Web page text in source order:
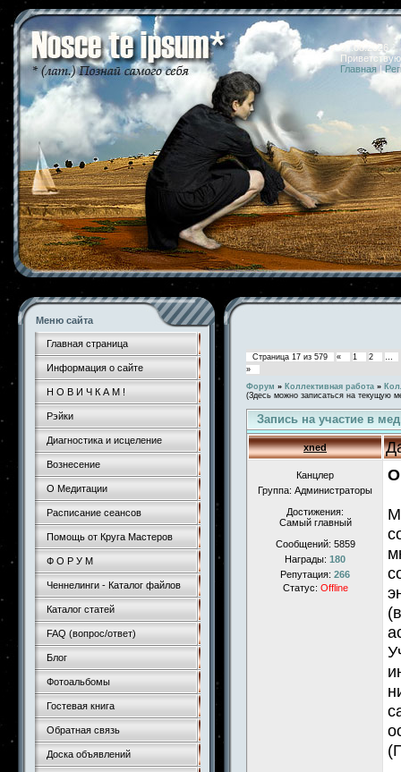
07.08.2026
Главная |
Меню сайта
Главная страница
Информация о сайте
Н О В И Ч К А М !
Рэйки
Диагностика и исцеление
Вознесение
О Медитации
Расписание сеансов
Помощь от Круга Мастеров
Ф О Р У М
Ченнелинги - Каталог файлов
Каталог статей
FAQ (вопрос/ответ)
Блог
Фотоальбомы
Гостевая книга
Обратная связь
Доска объявлений
Страница 17 из 579 « 1 2
…
»
Форум » Коллективная работа »
(Здесь можно записаться на текущую
Запись на участие в
xned
Канцлер
Группа: Администраторы
Достижения:
Самый главный
Сообщений: 5859
Награды: 180
Репутация: 266
Статус: Offline
О